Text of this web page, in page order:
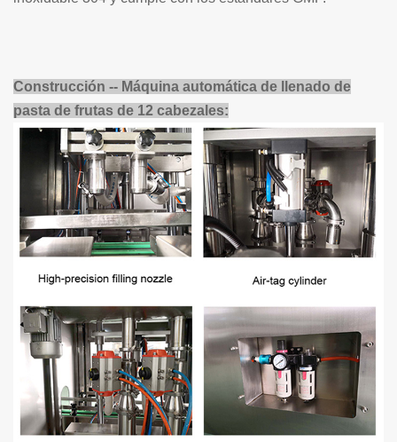
Construcción -- Máquina automática de llenado de
pasta de frutas de 12 cabezales: